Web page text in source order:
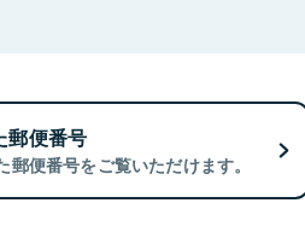
郵便番号
郵便番号をご覧いただけます。